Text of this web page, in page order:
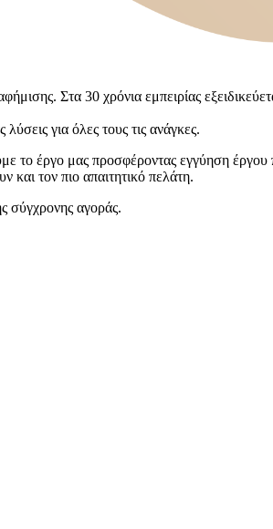
Στα 30 χρόνια εμπειρίας
για όλες τους τις ανάγκες.
το έργο μας προσφέροντας εγγύηση έργου
και τον πιο απαιτητικό πελάτη.
σύγχρονης αγοράς.